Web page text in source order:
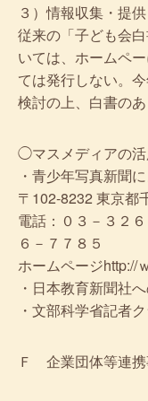
３）情報収集・提
従来の「子ども会
いては、ホームペ
ては発行しない。
検討の上、白書のあ
◯マスメディアの
・青少年写真新聞
〒102-8232 東京都
電話：０３－３２
６－７７８５
ホームページhttp://
・日本教育新聞社
・文部科学省記者
Ｆ 企業団体等連